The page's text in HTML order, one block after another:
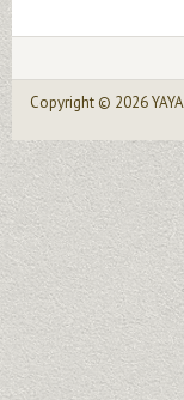
Copyright © 2026